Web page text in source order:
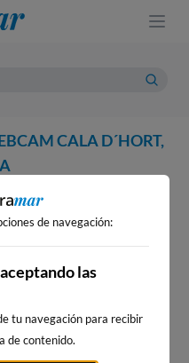
CALA D´HORT,
METEOROLOGÍA
SANT
de navegación:
las
tu navegación para recibir
de contenido.